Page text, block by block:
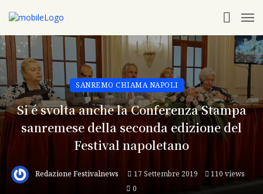
SANREMO CHIAMA NAPOLI
Si é svolta anche la Conferenza Stampa
sanremese della seconda edizione del
Festival napoletano
Redazione Festivalnews 17 Settembre 2019
110 views
0